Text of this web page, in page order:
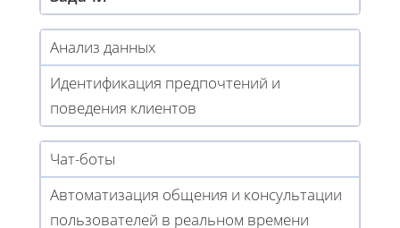
Анализ данных
Идентификация предпочтений и
поведения клиентов
Чат-боты
Автоматизация общения и консультации
пользователей в реальном времени